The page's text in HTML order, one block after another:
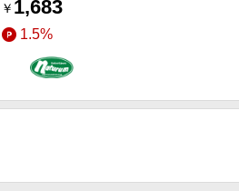
￥ 1,683
1.5%